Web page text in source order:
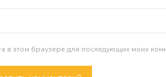
в этом браузере для последующих моих